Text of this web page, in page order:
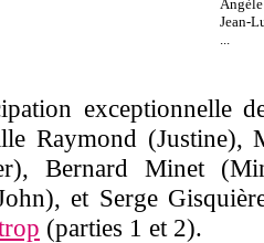
Jean-
...
exceptionnelle
Raymond
Bernard Minet
et Serge
(parties 1 et 2).